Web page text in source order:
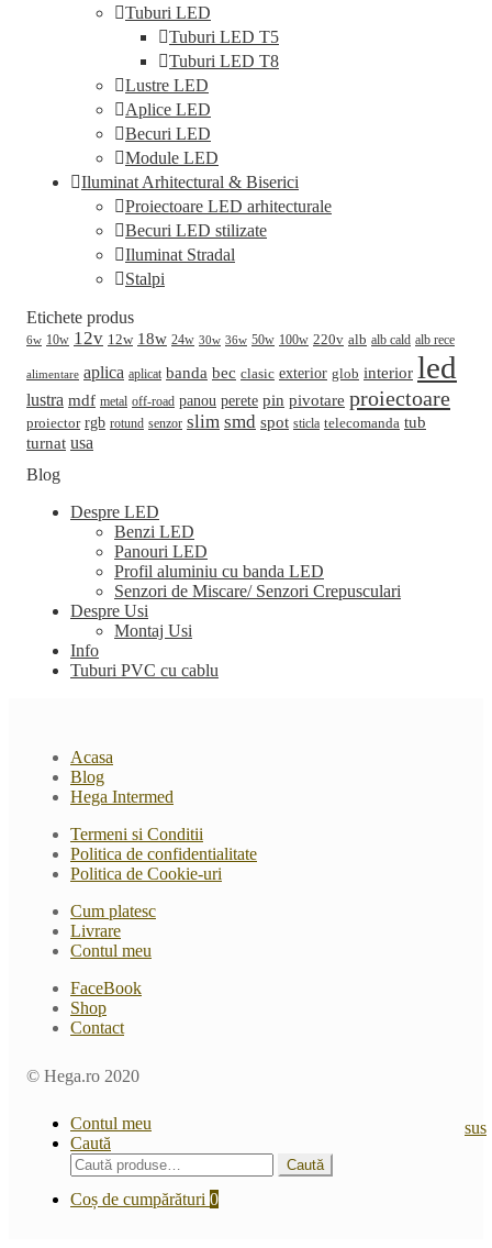
Tuburi LED
Tuburi LED T5
Tuburi LED T8
Lustre LED
Aplice LED
Becuri LED
Module LED
Iluminat Arhitectural & Biserici
Proiectoare LED arhitecturale
Becuri LED stilizate
Iluminat Stradal
Stalpi
Etichete produs
6w 10w 12v 12w 18w 24w 30w 36w 50w 100w 220v alb alb cald alb rece
alimentare aplica aplicat banda bec clasic exterior glob interior led
lustra mdf metal off-road panou perete pin pivotare proiectoare
proiector rgb rotund senzor slim smd spot sticla telecomanda tub
turnat usa
Blog
Despre LED
Benzi LED
Panouri LED
Profil aluminiu cu banda LED
Senzori de Miscare/ Senzori Crepusculari
Despre Usi
Montaj Usi
Info
Tuburi PVC cu cablu
Acasa
Blog
Hega Intermed
Termeni si Conditii
Politica de confidentialitate
Politica de Cookie-uri
Cum platesc
Livrare
Contul meu
FaceBook
Shop
Contact
© Hega.ro 2020
sus
Contul meu
Caută
Caută
după:
Caută
Coș de cumpărături 0